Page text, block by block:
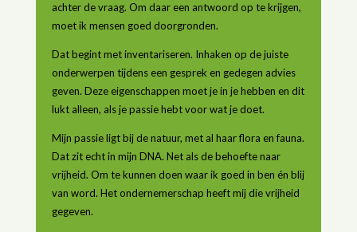
achter de vraag. Om daar een antwoord op te krijgen,
moet ik mensen goed doorgronden.
Dat begint met inventariseren. Inhaken op de juiste
onderwerpen tijdens een gesprek en gedegen advies
geven. Deze eigenschappen moet je in je hebben en dit
lukt alleen, als je passie hebt voor wat je doet.
Mijn passie ligt bij de natuur, met al haar flora en fauna.
Dat zit echt in mijn DNA. Net als de behoefte naar
vrijheid. Om te kunnen doen waar ik goed in ben én blij
van word. Het ondernemerschap heeft mij die vrijheid
gegeven.